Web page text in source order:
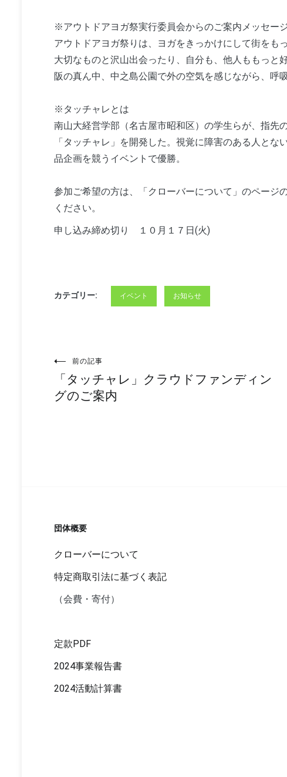
※アウトドアヨガ祭実行委員会からのご案内メッセー
アウトドアヨガ祭りは、ヨガをきっかけにして街をも
大切なものと沢山出会ったり、自分も、他人ももっと
阪の真ん中、中之島公園で外の空気を感じながら、呼
※タッチャレとは
南山大経営学部（名古屋市昭和区）の学生らが、指先
「タッチャレ」を開発した。視覚に障害のある人と
品企画を競うイベントで優勝。
参加ご希望の方は、「クローバーについて」のページ
ください。
申し込み締め切り １０月１７日(火)
カテゴリー: イベント お知らせ
投
稿
ー
シ
ョ
ン
前の記事
「タッチャレ」クラウドファンディン
グのご案内
団体概要
クローバーについて
特定商取引法に基づく表記
（会費・寄付）
定款PDF
2024事業報告書
2024活動計算書